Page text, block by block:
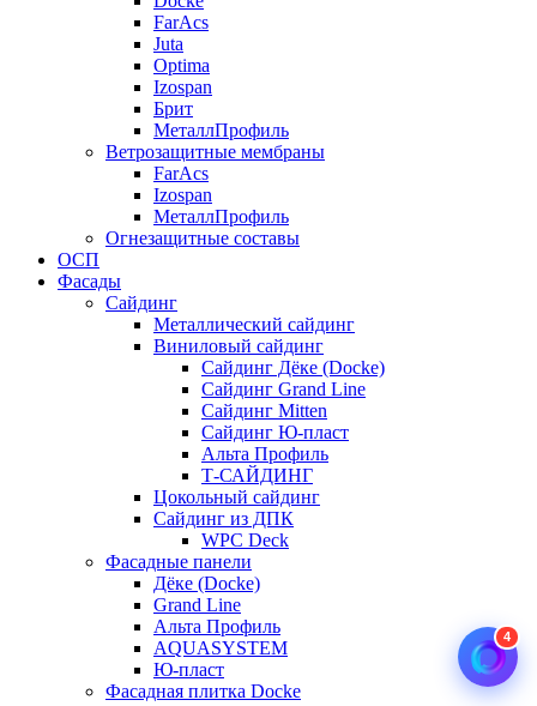
FarAcs
Juta
Optima
Izospan
Брит
МеталлПрофиль
Ветрозащитные мембраны
FarAcs
Izospan
МеталлПрофиль
Огнезащитные составы
ОСП
Фасады
Сайдинг
Металлический сайдинг
Виниловый сайдинг
Сайдинг Дёке (Docke)
Сайдинг Grand Line
Сайдинг Mitten
Сайдинг Ю-пласт
Альта Профиль
Т-САЙДИНГ
Цокольный сайдинг
Сайдинг из ДПК
WPC Deck
Фасадные панели
Дёке (Docke)
Grand Line
Альта Профиль
AQUASYSTEM
Ю-пласт
Фасадная плитка Docke
4